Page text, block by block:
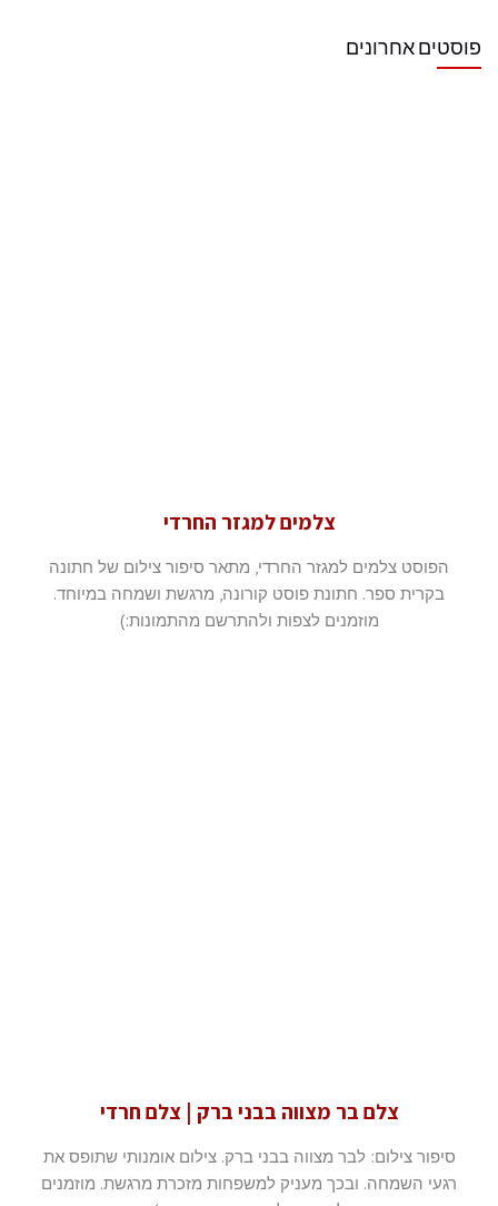
פוסטים אחרונים
צלמים למגזר החרדי
הפוסט צלמים למגזר החרדי, מתאר סיפור צילום של חתונה
בקרית ספר. חתונת פוסט קורונה, מרגשת ושמחה במיוחד.
מוזמנים לצפות ולהתרשם מהתמונות:)
צלם בר מצווה בבני ברק | צלם חרדי
סיפור צילום: לבר מצווה בבני ברק. צילום אומנותי שתופס את
רגעי השמחה. ובכך מעניק למשפחות מזכרת מרגשת. מוזמנים